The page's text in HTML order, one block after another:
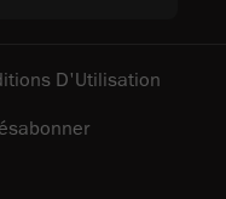
D'Utilisation